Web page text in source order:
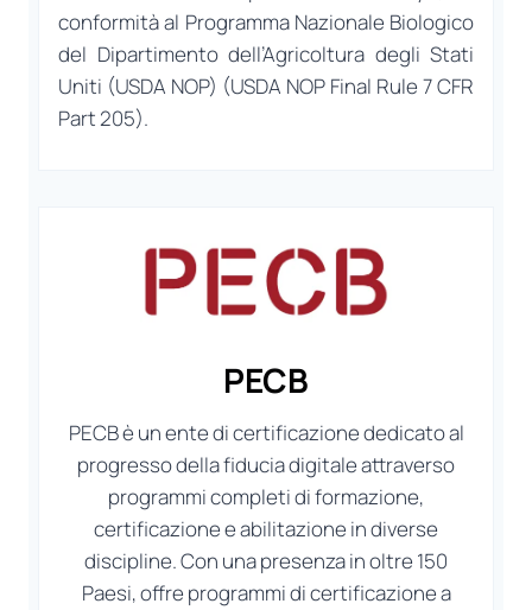
conformità al Programma Nazionale Biologico
del Dipartimento dell’Agricoltura degli Stati
Uniti (USDA NOP) (USDA NOP Final Rule 7 CFR
Part 205).
PECB
PECB è un ente di certificazione dedicato al
progresso della fiducia digitale attraverso
programmi completi di formazione,
certificazione e abilitazione in diverse
discipline. Con una presenza in oltre 150
Paesi, offre programmi di certificazione a